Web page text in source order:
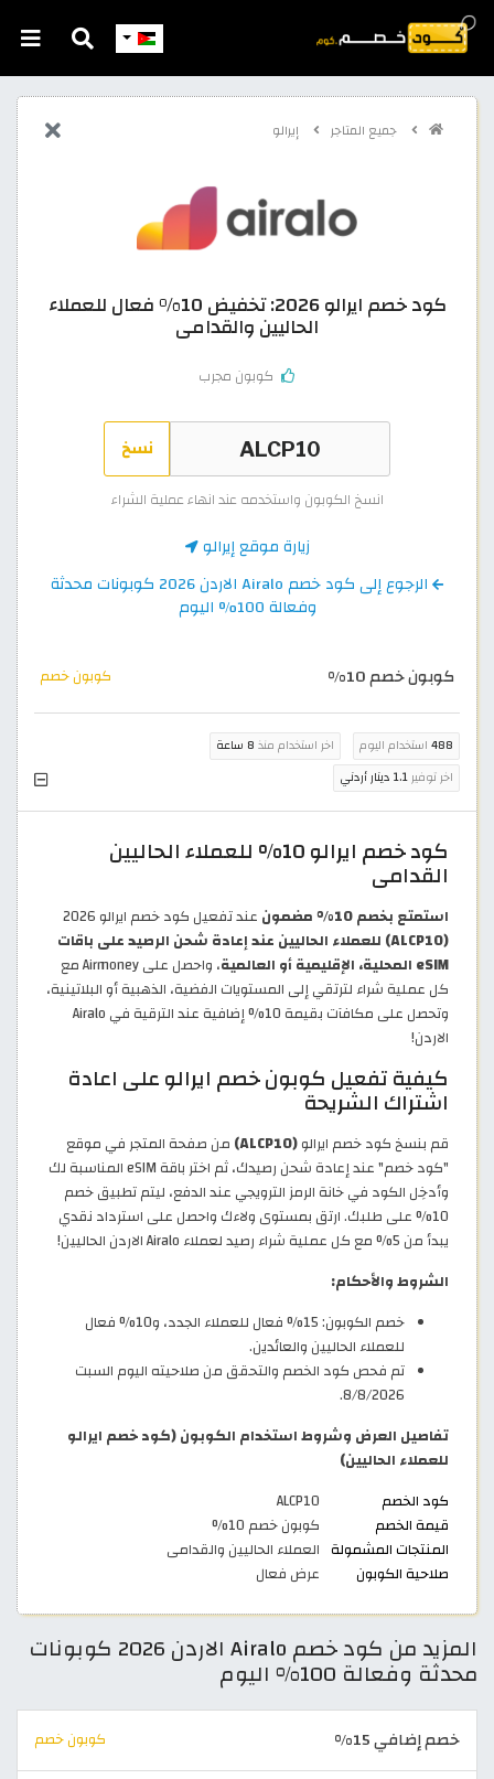
جميع المتاجر إيرالو
كود خصم ايرالو 2026: تخفيض 10% فعال للعملاء
الحاليين والقدامى
كوبون مجرب
نسخ
انسخ الكوبون واستخدمه عند انهاء عملية الشراء
زيارة موقع إيرالو
الرجوع إلى كود خصم Airalo الاردن 2026 كوبونات محدثة
وفعالة 100% اليوم
كوبون خصم 10% كوبون خصم
488 استخدام اليوم اخر استخدام منذ 8 ساعة
اخر توفير1.1 دينار أردني
كود خصم ايرالو 10% للعملاء الحاليين
القدامى
استمتع بخصم 10% مضمون
عند تفعيل كود خصم ايرالو 2026
(ALCP10) للعملاء الحاليين عند إعادة شحن الرصيد على باقات
eSIM المحلية، الإقليمية أو العالمية
، واحصل على Airmoney مع
كل عملية شراء لترتقي إلى المستويات الفضية، الذهبية أو البلاتينية،
وتحصل على مكافآت بقيمة 10% إضافية عند الترقية في Airalo
الاردن!
كيفية تفعيل كوبون خصم ايرالو على اعادة
اشتراك الشريحة
قم بنسخ كود خصم ايرالو(ALCP10)
من صفحة المتجر في موقع
"كود خصم" عند إعادة شحن رصيدك، ثم اختر باقة eSIM المناسبة لك
وأدخِل الكود في خانة الرمز الترويجي عند الدفع، ليتم تطبيق خصم
10% على طلبك. ارتق بمستوى ولاءك واحصل على استرداد نقدي
يبدأ من 5% مع كل عملية شراء رصيد لعملاء Airalo الاردن الحاليين!
الشروط والأحكام:
خصم الكوبون: 15% فعال للعملاء الجدد، و10% فعال
للعملاء الحاليين والعائدين.
تم فحص كود الخصم والتحقق من صلاحيته اليوم السبت
8/8/2026.
تفاصيل العرض وشروط استخدام الكوبون (كود خصم ايرالو
للعملاء الحاليين)
كود الخصم
ALCP10
قيمة الخصم
كوبون خصم 10%
المنتجات المشمولة العملاء الحاليين والقدامى
صلاحية الكوبون
عرض فعال
المزيد من كود خصم Airalo الاردن 2026 كوبونات
محدثة وفعالة 100% اليوم
خصم إضافي 15% كوبون خصم